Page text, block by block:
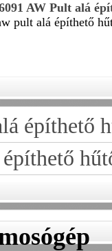
AW Pult alá
pult alá építhető
építhető